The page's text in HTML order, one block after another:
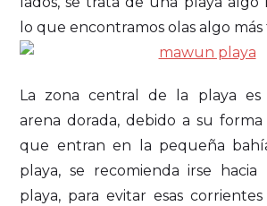
lo que encontramos olas algo
La zona central de la playa
arena dorada, debido a su
que entran en la pequeña
playa, se recomienda irse
playa, para evitar esas